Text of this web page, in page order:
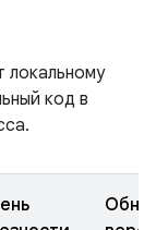
локальному
код в